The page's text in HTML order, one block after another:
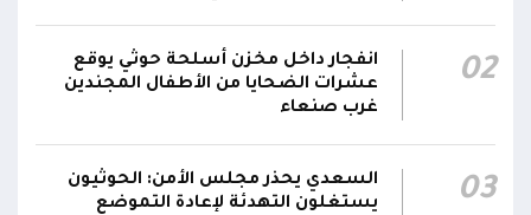
12:22
والجيش يقصف مواقع حوثية ويتصدى للمسيرات
02
انفجار داخل مخزن أسلحة حوثي يوقع
عشرات الضحايا من الأطفال المجندين
غرب صنعاء
03
السعدي يحذر مجلس الأمن: الحوثيون
يستغلون التهدئة لإعادة التموضع